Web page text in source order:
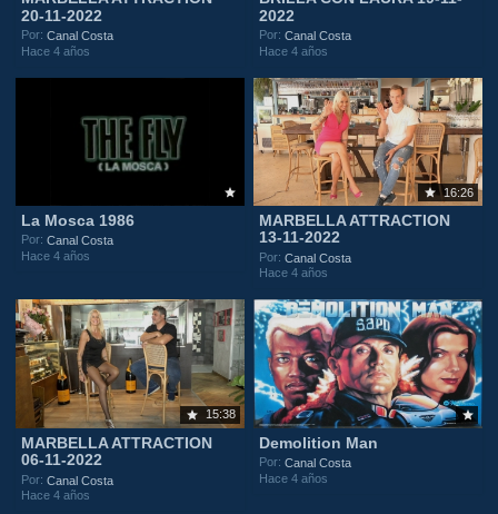
20-11-2022
Por:Canal Costa
Hace 4 años
2022
Por:Canal Costa
Hace 4 años
La Mosca 1986
Por:Canal Costa
Hace 4 años
16:26
MARBELLA ATTRACTION
13-11-2022
Por:Canal Costa
Hace 4 años
15:38
MARBELLA ATTRACTION
06-11-2022
Por:Canal Costa
Hace 4 años
Demolition Man
Por:Canal Costa
Hace 4 años